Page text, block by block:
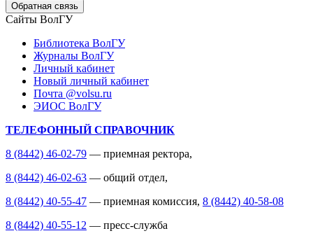
Обратная связь
Сайты ВолГУ
Библиотека ВолГУ
Журналы ВолГУ
Личный кабинет
Новый личный кабинет
Почта @volsu.ru
ЭИОС ВолГУ
ТЕЛЕФОННЫЙ СПРАВОЧНИК
8 (8442) 46-02-79 — приемная ректора,
8 (8442) 46-02-63 — общий отдел,
8 (8442) 40-55-47 — приемная комиссия, 8 (8442) 40-58-08
8 (8442) 40-55-12 — пресс-служба